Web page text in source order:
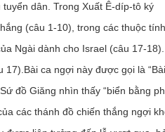
dân. Trong Xuất Ê-díp-tô ký
(câu 1-10), trong các thuộc
Ngài dành cho Israel (câu 17-
ca ngợi này được gọi là
đồ Giăng nhìn thấy “biển bằng
các thánh đồ chiến thắng ngợi